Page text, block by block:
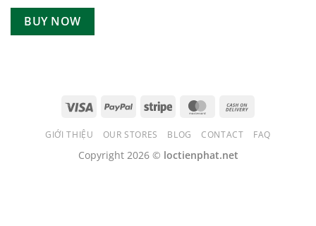
BUY NOW
GIỚI THIỆU OUR STORES BLOG CONTACT FAQ
Copyright 2026 © loctienphat.net